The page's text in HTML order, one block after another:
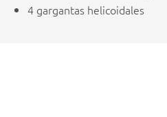
4 gargantas helicoidales